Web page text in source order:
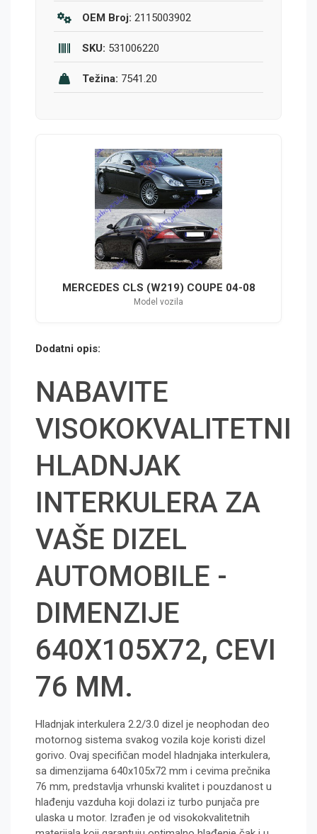
OEM Broj: 2115003902
SKU: 531006220
Težina: 7541.20
MERCEDES CLS (W219) COUPE 04-08
Model vozila
Dodatni opis:
NABAVITE
VISOKOKVALITETNI
HLADNJAK
INTERKULERA ZA
VAŠE DIZEL
AUTOMOBILE -
DIMENZIJE
640X105X72, CEVI
76 MM.
Hladnjak interkulera 2.2/3.0 dizel je neophodan deo
motornog sistema svakog vozila koje koristi dizel
gorivo. Ovaj specifičan model hladnjaka interkulera,
sa dimenzijama 640x105x72 mm i cevima prečnika
76 mm, predstavlja vrhunski kvalitet i pouzdanost u
hlađenju vazduha koji dolazi iz turbo punjača pre
ulaska u motor. Izrađen je od visokokvalitetnih